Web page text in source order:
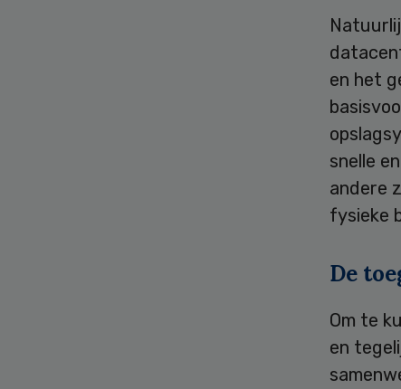
en het
snelle
andere
fysieke
De
Om te
en